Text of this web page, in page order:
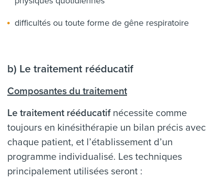
difficultés ou toute forme de gêne respiratoire
b) Le traitement rééducatif
Composantes du traitement
Le traitement rééducatifnécessite comme
toujours en kinésithérapie un bilan précis avec
chaque patient, et l’établissement d’un
programme individualisé. Les techniques
principalement utilisées seront :